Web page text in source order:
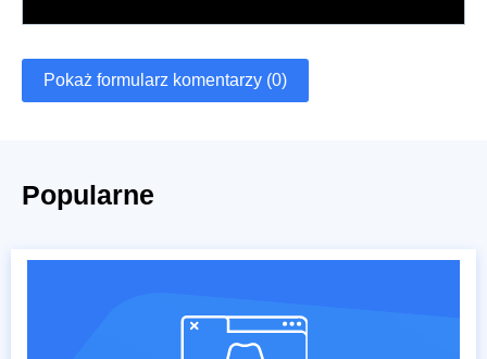
Pokaż formularz komentarzy (0)
Popularne